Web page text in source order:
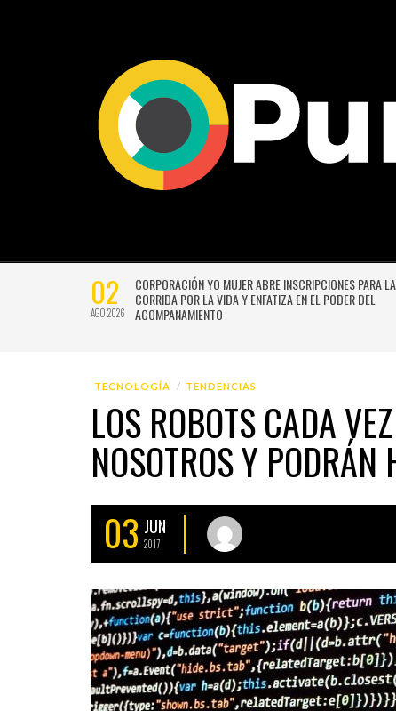
02
AGO 2026
CORPORACIÓN YO MUJER ABRE INSCRIPCIONES PARA
CORRIDA POR LA VIDA Y ENFATIZA EN EL PODER DEL
ACOMPAÑAMIENTO
TECNOLOGÍA TENDENCIAS
LOS ROBOTS CADA
NOSOTROS Y
03 JUN
2017